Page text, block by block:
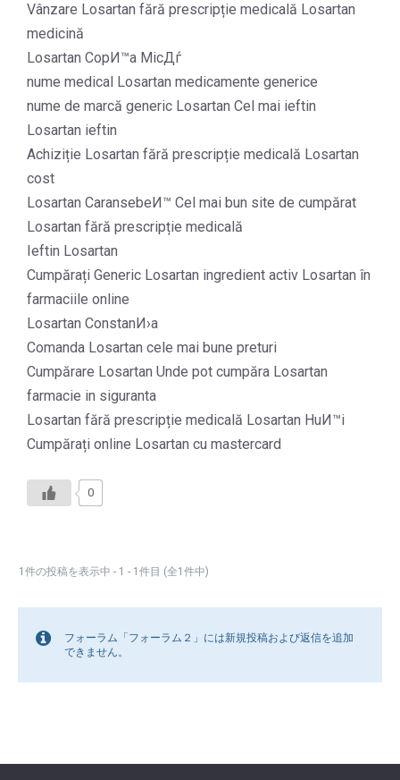
Vânzare Losartan fără prescripție medicală Losartan
medicină
Losartan CopИ™a MicДѓ
nume medical Losartan medicamente generice
nume de marcă generic Losartan Cel mai ieftin
Losartan ieftin
Achiziție Losartan fără prescripție medicală Losartan
cost
Losartan CaransebeИ™ Cel mai bun site de cumpărat
Losartan fără prescripție medicală
Ieftin Losartan
Cumpărați Generic Losartan ingredient activ Losartan în
farmaciile online
Losartan ConstanИ›a
Comanda Losartan cele mai bune preturi
Cumpărare Losartan Unde pot cumpăra Losartan
farmacie in siguranta
Losartan fără prescripție medicală Losartan HuИ™i
Cumpărați online Losartan cu mastercard
0
1件の投稿を表示中 - 1 - 1件目 (全1件中)
フォーラム「フォーラム２」には新規投稿および返信を追加
できません。